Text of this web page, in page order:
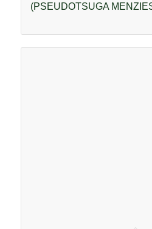
(PSEUDOTSUGA